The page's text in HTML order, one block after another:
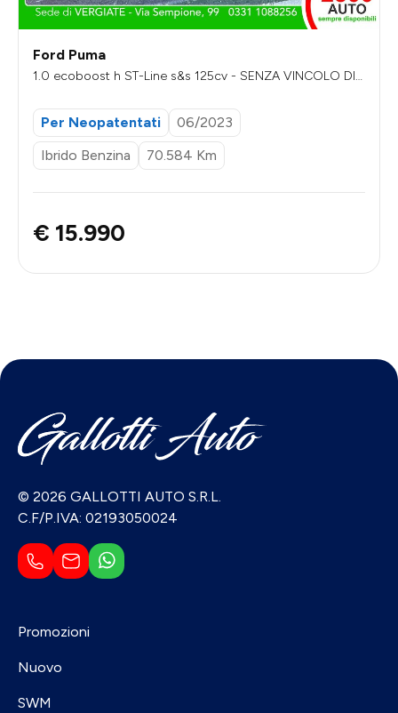
Ford Puma
1.0 ecoboost h ST-Line s&s 125cv - SENZA VINCOLO DI F
Per Neopatentati
06/2023
Ibrido Benzina
70.584 Km
€ 15.990
© 2026 GALLOTTI AUTO S.R.L.
C.F/P.IVA: 02193050024
Promozioni
Nuovo
SWM